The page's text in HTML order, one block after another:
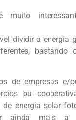
muito
dividir a energia
bastando
de empresas e/
ou
energia solar
ainda mais a